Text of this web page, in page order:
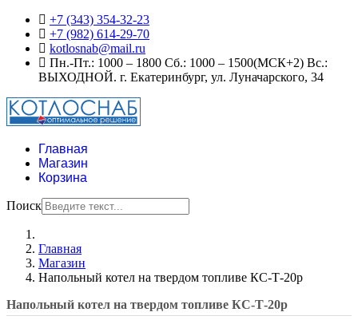
+7 (343) 354-32-23
+7 (982) 614-29-70
kotlosnab@mail.ru
Пн.-Пт.: 1000 – 1800 Сб.: 1000 – 1500(МСК+2) Вс.:
ВЫХОДНОЙ. г. Екатеринбург, ул. Луначарского, 34
Главная
Магазин
Корзина
Поиск
Главная
Магазин
Напольный котел на твердом топливе КС-Т-20р
Напольный котел на твердом топливе КС-Т-20р